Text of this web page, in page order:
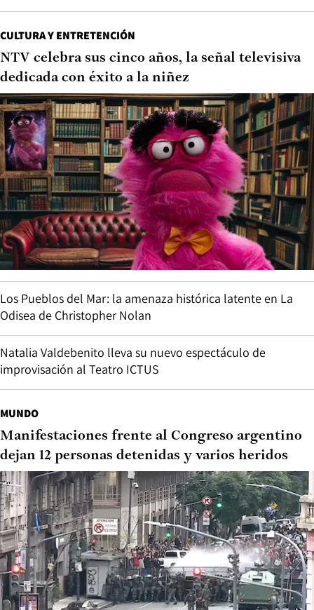
CULTURA Y ENTRETENCIÓN
NTV celebra sus cinco años, la señal televisiva
dedicada con éxito a la niñez
Los Pueblos del Mar: la amenaza histórica latente en La
Odisea de Christopher Nolan
Natalia Valdebenito lleva su nuevo espectáculo de
improvisación al Teatro ICTUS
MUNDO
Manifestaciones frente al Congreso argentino
dejan 12 personas detenidas y varios heridos